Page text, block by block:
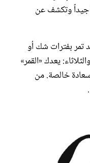
جيداً وتكشف عن
بفترات شك أو
يعدك «القمر»
خالصة. من